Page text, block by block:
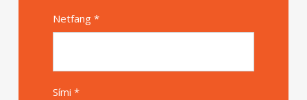
Netfang *
Sími *